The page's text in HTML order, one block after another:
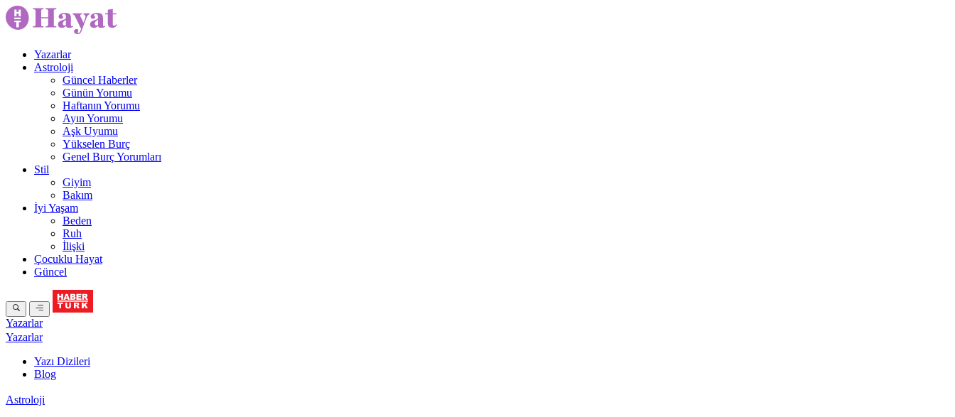
Yazarlar
Astroloji
Güncel Haberler
Günün Yorumu
Haftanın Yorumu
Ayın Yorumu
Aşk Uyumu
Yükselen Burç
Genel Burç Yorumları
Stil
Giyim
Bakım
İyi Yaşam
Beden
Ruh
İlişki
Çocuklu Hayat
Güncel
Yazarlar
Yazarlar
Yazı Dizileri
Blog
Astroloji